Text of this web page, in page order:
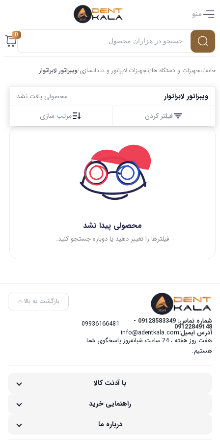
منو
0
خانه/تجهیزات و دستگاه ها/تجهیزات لابراتور و دندانسازی/ویبراتور لابراتوار
ویبراتور لابراتوار محصولی یافت نشد
فیلتر کردن مرتب سازی
محصولی پیدا نشد
فیلترها را تغییر دهید یا دوباره جستجو کنید.
شماره تماس: 09128583349 -
09122849148
09936166481
آدرس ایمیل:info@adentkala.com
هفت روز هفته ، 24 ساعت شبانه‌روز پاسخگوی شما
هستیم.
بازگشت به بالا
با آدنت کالا
راهنمایی خرید
درباره ما